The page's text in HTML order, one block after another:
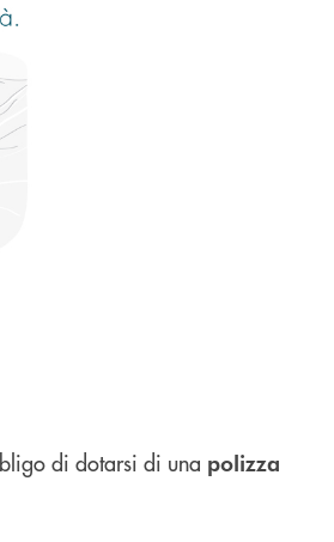
di dotarsi di una polizza